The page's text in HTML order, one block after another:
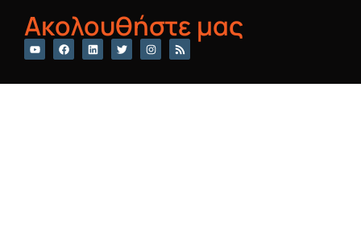
Ακολουθήστε μας